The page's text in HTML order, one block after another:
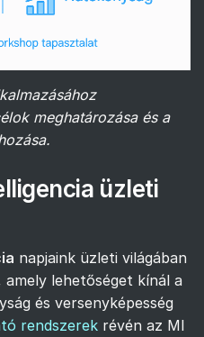
meghatározása és a
üzleti
napjaink üzleti világában
lehetőséget kínál a
és versenyképesség
rendszerek révén az MI